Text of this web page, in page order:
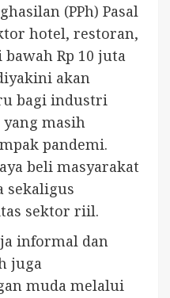
(PPh) Pasal
hotel, restoran,
Rp 10 juta
akan
bagi industri
masih
pandemi.
beli masyarakat
sekaligus
sektor riil.
informal dan
juga
muda melalui